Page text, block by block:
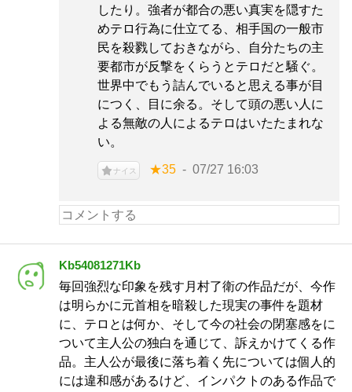
したり。強者が都合の悪い真実を隠すた
めテロ行為に仕立てる、相手国の一般市
民を殺戮しておきながら、自分たちの主
要都市が反撃をくらうとテロだと騒ぐ。
世界中でもう詰んでいると思える事が目
につく、目に余る。そして頭の悪い人に
よる無敵の人によるテロはいたたまれな
い。
ナイス ★35 07/27 16:03
Kb54081271Kb
毎回強烈な印象を残す月村了衛の作品だが、今作
は明らかに元首相を暗殺した現実の事件を題材
に、テロとは何か、そして今の社会の閉塞感をに
ついて主人公の独白を通じて、訴えかけてくる作
品。主人公が最後に落ち着く先については個人的
には違和感があるけど、インパクトのある作品で